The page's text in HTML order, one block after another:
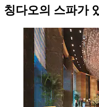
칭다오의 스파가